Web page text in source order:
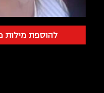
להוספת מילות